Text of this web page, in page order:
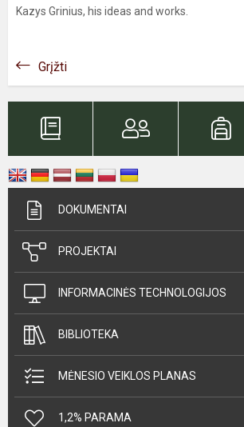
Kazys Grinius, his ideas and works.
Grįžti
DOKUMENTAI
PROJEKTAI
INFORMACINĖS TECHNOLOGIJOS
BIBLIOTEKA
MĖNESIO VEIKLOS PLANAS
1,2% PARAMA